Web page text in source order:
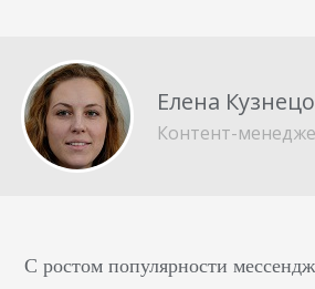
Елена
Контент-
С ростом популярности